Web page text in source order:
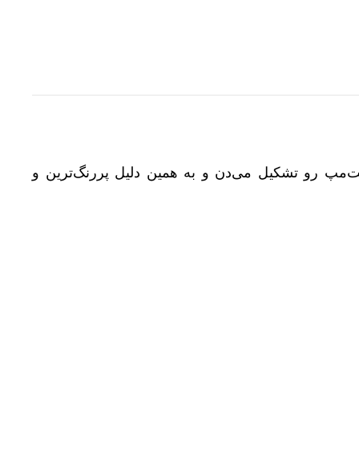
فروشگاه‌های همکار بیش از ۷۰٪ کل فروش کت‌مپ رو تشکیل می‌دن و به همین دلیل پررنگ‌ترین و